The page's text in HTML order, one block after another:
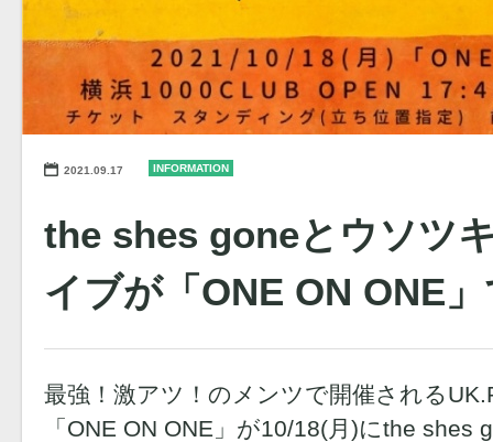
2021.09.17 INFORMATION
the shes goneとウソツ
イブが「ONE ON ONE
最強！激アツ！のメンツで開催される
「ONE ON ONE」が10/18(月)にthe